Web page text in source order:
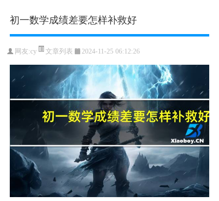
初一数学成绩差要怎样补救好
网友:cy 文章列表 2024-11-25 06:12:26